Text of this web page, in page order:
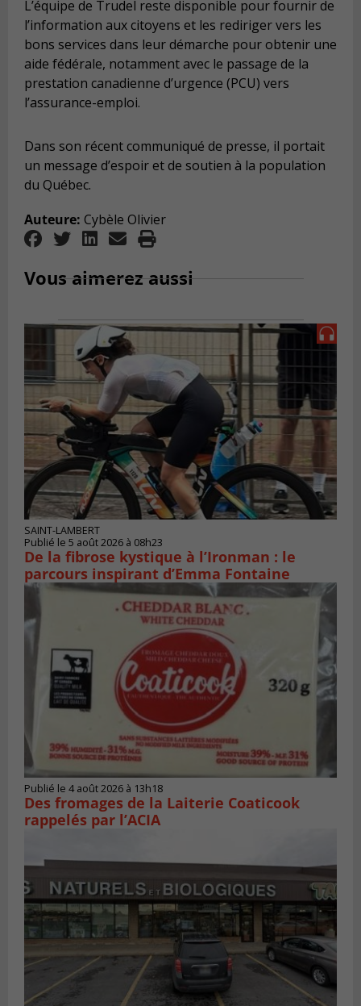
L’équipe de Trudel reste disponible pour fournir de
l’information aux citoyens et les rediriger vers les
bons services dans leur démarche pour obtenir une
aide fédérale, notamment avec le passage de la
prestation canadienne d’urgence (PCU) vers
l’assurance-emploi.
Dans son récent communiqué de presse, il portait
un message d’espoir et de soutien à la population
du Québec.
Auteure: Cybèle Olivier
Vous aimerez aussi
SAINT-LAMBERT
Publié le 5 août 2026 à 08h23
De la fibrose kystique à l’Ironman : le
parcours inspirant d’Emma Fontaine
Publié le 4 août 2026 à 13h18
Des fromages de la Laiterie Coaticook
rappelés par l’ACIA